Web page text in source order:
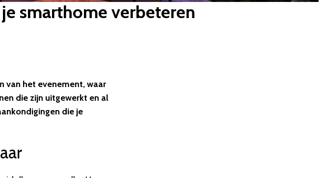
smarthome verbeteren
van het evenement, waar
die zijn uitgewerkt en al
die je